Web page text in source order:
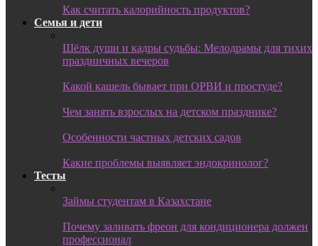
Как считать калорийность продуктов?
Семья и дети
Шёлк души и кадры судьбы: Мелодрамы для тихих
праздничных вечеров
Какой кашель бывает при ОРВИ и простуде?
Чем занять взрослых на детском празднике?
Особенности частных детских садов
Какие проблемы выявляет эндокринолог?
Тесты
Займы студентам в Казахстане
Почему заливать фреон для кондиционера должен
профессионал